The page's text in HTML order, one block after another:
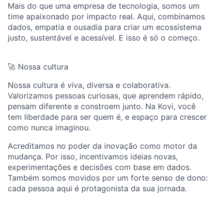
Mais do que uma empresa de tecnologia, somos um
time apaixonado por impacto real. Aqui, combinamos
dados, empatia e ousadia para criar um ecossistema
justo, sustentável e acessível. E isso é só o começo.
🚀 Nossa cultura
Nossa cultura é viva, diversa e colaborativa.
Valorizamos pessoas curiosas, que aprendem rápido,
pensam diferente e constroem junto. Na Kovi, você
tem liberdade para ser quem é, e espaço para crescer
como nunca imaginou.
Acreditamos no poder da inovação como motor da
mudança. Por isso, incentivamos ideias novas,
experimentações e decisões com base em dados.
Também somos movidos por um forte senso de dono:
cada pessoa aqui é protagonista da sua jornada.